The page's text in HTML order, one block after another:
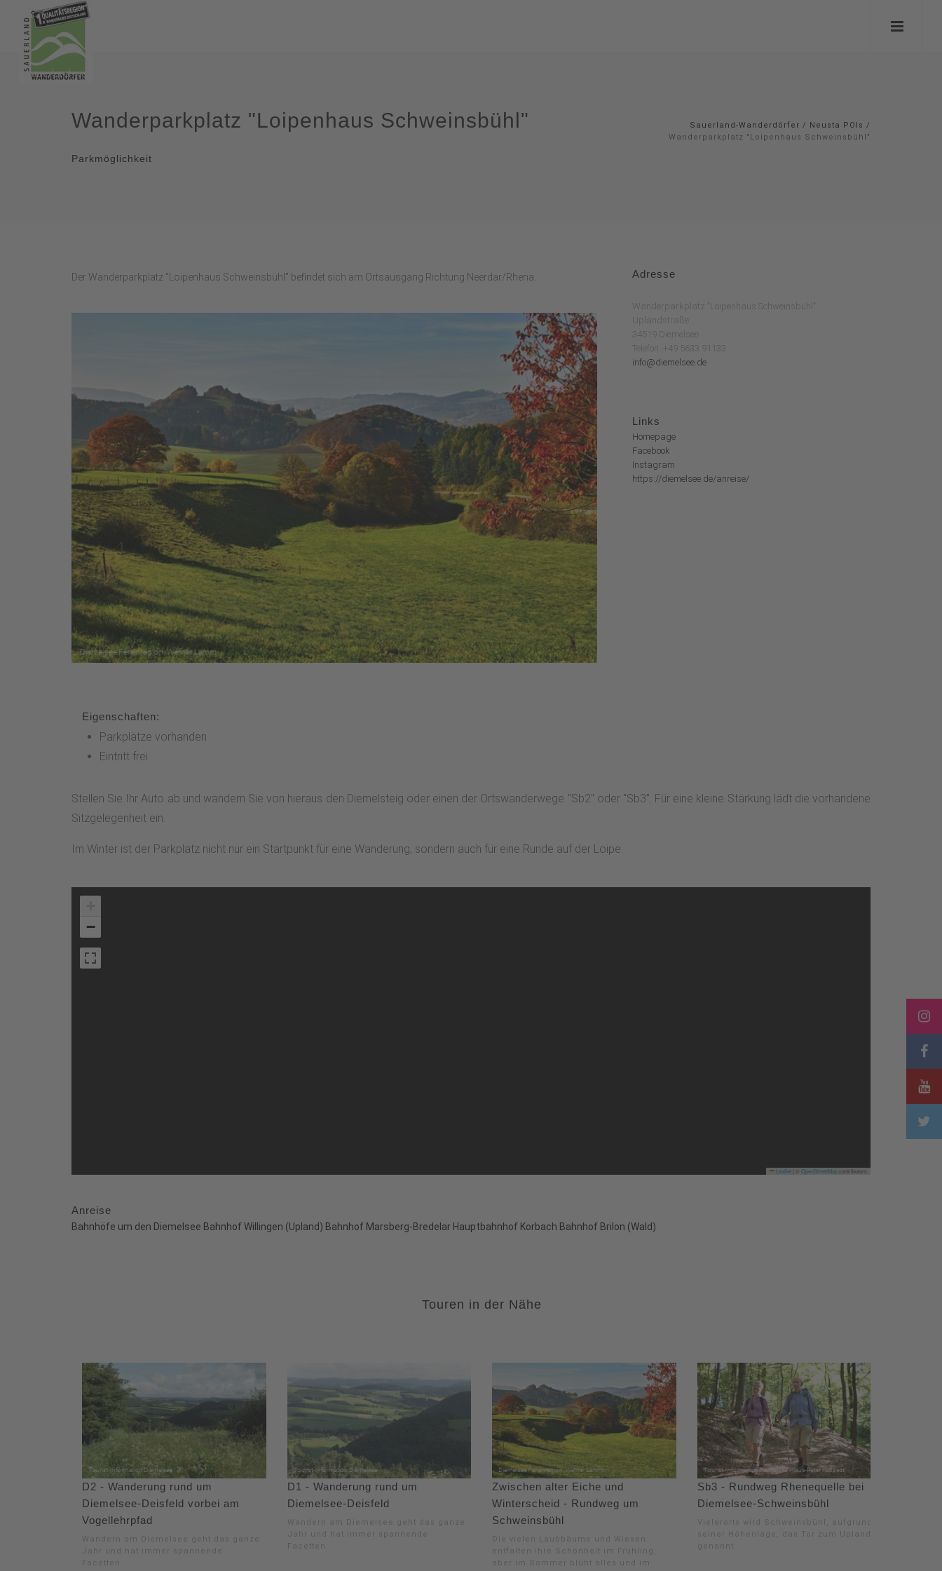
Wanderparkplatz "Loipenhaus Schweinsbühl"
Parkmöglichkeit
Sauerland-Wanderdörfer / Neusta POIs /
Wanderparkplatz "Loipenhaus Schweinsbühl"
Der Wanderparkplatz "Loipenhaus Schweinsbühl" befindet sich am Ortsausgang Richtung Neerdar/Rhena. Adresse
Wanderparkplatz "Loipenhaus Schweinsbühl"
Uplandstraße
34519 Diemelsee
Telefon: +49 5633 91133
info@diemelsee.de
Links
Homepage
Facebook
Instagram
https://diemelsee.de/anreise/
Eigenschaften:
Parkplätze vorhanden
Eintritt frei
Stellen Sie Ihr Auto ab und wandern Sie von hieraus den Diemelsteig oder einen der Ortswanderwege "Sb2" oder "Sb3". Für eine kleine Stärkung lädt die vorhandene
Sitzgelegenheit ein.
Im Winter ist der Parkplatz nicht nur ein Startpunkt für eine Wanderung, sondern auch für eine Runde auf der Loipe.
−
Leaflet OpenStreetMapcontributors
Anreise
Bahnhöfe um den Diemelsee Bahnhof Willingen (Upland) Bahnhof Marsberg-Bredelar Hauptbahnhof Korbach Bahnhof Brilon (Wald)
Touren in der Nähe
D2 - Wanderung rund um
Diemelsee-Deisfeld vorbei am
Vogellehrpfad
Wandern am Diemelsee geht das ganze
Jahr und hat immer spannende
Facetten.
D1 - Wanderung rund um
Diemelsee-Deisfeld
Wandern am Diemelsee geht das ganze
Jahr und hat immer spannende
Facetten.
Zwischen alter Eiche und
Winterscheid - Rundweg um
Schweinsbühl
Die vielen Laubbäume und Wiesen
entfalten ihre Schönheit im Frühling,
aber im Sommer blüht alles und im
Sb3 - Rundweg Rhenequelle bei
Diemelsee-Schweinsbühl
Vielerorts wird Schweinsbühl, aufgrund
seiner Höhenlage, das Tor zum Upland
genannt.